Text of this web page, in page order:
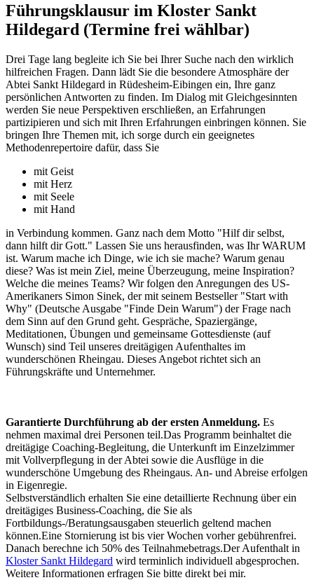
Führungsklausur im Kloster Sankt
Hildegard (Termine frei wählbar)
Drei Tage lang begleite ich Sie bei Ihrer Suche nach den wirklich
hilfreichen Fragen. Dann lädt Sie die besondere Atmosphäre der
Abtei Sankt Hildegard in Rüdesheim-Eibingen ein, Ihre ganz
persönlichen Antworten zu finden. Im Dialog mit Gleichgesinnten
werden Sie neue Perspektiven erschließen, an Erfahrungen
partizipieren und sich mit Ihren Erfahrungen einbringen können. Sie
bringen Ihre Themen mit, ich sorge durch ein geeignetes
Methodenrepertoire dafür, dass Sie
mit Geist
mit Herz
mit Seele
mit Hand
in Verbindung kommen. Ganz nach dem Motto "Hilf dir selbst,
dann hilft dir Gott." Lassen Sie uns herausfinden, was Ihr WARUM
ist. Warum mache ich Dinge, wie ich sie mache? Warum genau
diese? Was ist mein Ziel, meine Überzeugung, meine Inspiration?
Welche die meines Teams? Wir folgen den Anregungen des US-
Amerikaners Simon Sinek, der mit seinem Bestseller "Start with
Why" (Deutsche Ausgabe "Finde Dein Warum") der Frage nach
dem Sinn auf den Grund geht. Gespräche, Spaziergänge,
Meditationen, Übungen und gemeinsame Gottesdienste (auf
Wunsch) sind Teil unseres dreitägigen Aufenthaltes im
wunderschönen Rheingau. Dieses Angebot richtet sich an
Führungskräfte und Unternehmer.
Garantierte Durchführung ab der ersten Anmeldung. Es
nehmen maximal drei Personen teil.Das Programm beinhaltet die
dreitägige Coaching-Begleitung, die Unterkunft im Einzelzimmer
mit Vollverpflegung in der Abtei sowie die Ausflüge in die
wunderschöne Umgebung des Rheingaus. An- und Abreise erfolgen
in Eigenregie.
Selbstverständlich erhalten Sie eine detaillierte Rechnung über ein
dreitägiges Business-Coaching, die Sie als
Fortbildungs-/Beratungsausgaben steuerlich geltend machen
können.Eine Stornierung ist bis vier Wochen vorher gebührenfrei.
Danach berechne ich 50% des Teilnahmebetrags.Der Aufenthalt in
Kloster Sankt Hildegard wird terminlich individuell abgesprochen.
Weitere Informationen erfragen Sie bitte direkt bei mir.